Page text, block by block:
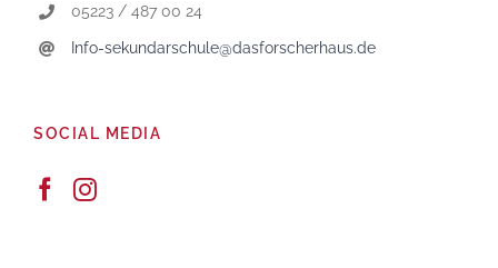
05223 / 487 00 24
Info-sekundarschule@dasforscherhaus.de
SOCIAL MEDIA